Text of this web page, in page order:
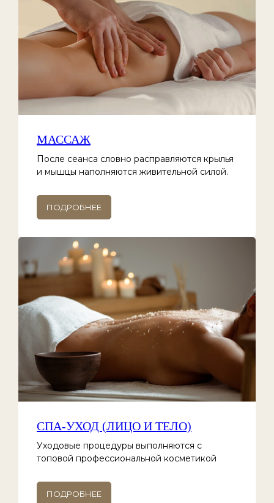
МАССАЖ
После сеанса словно расправляются крылья
и мышцы наполняются живительной силой.
ПОДРОБНЕЕ
СПА-УХОД (ЛИЦО И ТЕЛО)
Уходовые процедуры выполняются с
топовой профессиональной косметикой
ПОДРОБНЕЕ